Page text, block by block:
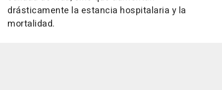
drásticamente la estancia hospitalaria y la
mortalidad.